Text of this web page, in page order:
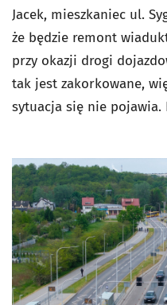
Jacek, mieszkaniec ul.
że będzie remont
przy okazji drogi
tak jest zakorkowane,
sytuacja się nie pojawia.